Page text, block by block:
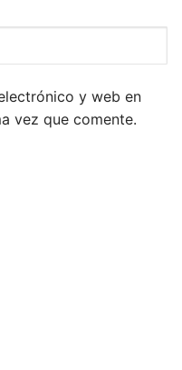
y web en
vez que comente.